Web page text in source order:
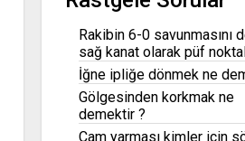
Rakibin 6-0 savunmasını
sağ kanat olarak püf
İğne ipliğe dönmek ne
Gölgesinden korkmak ne
demektir ?
Çam yarması kimler icin